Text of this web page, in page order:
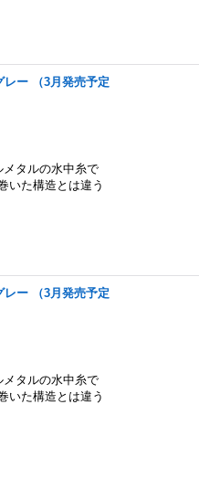
レー （3月発売予定
タルの水中糸で
いた構造とは違う
レー （3月発売予定
タルの水中糸で
いた構造とは違う